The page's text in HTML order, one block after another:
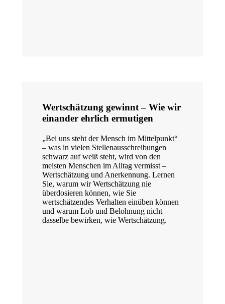
Wertschätzung gewinnt – Wie wir
einander ehrlich ermutigen
„Bei uns steht der Mensch im Mittelpunkt“
– was in vielen Stellenausschreibungen
schwarz auf weiß steht, wird von den
meisten Menschen im Alltag vermisst –
Wertschätzung und Anerkennung. Lernen
Sie, warum wir Wertschätzung nie
überdosieren können, wie Sie
wertschätzendes Verhalten einüben können
und warum Lob und Belohnung nicht
dasselbe bewirken, wie Wertschätzung.